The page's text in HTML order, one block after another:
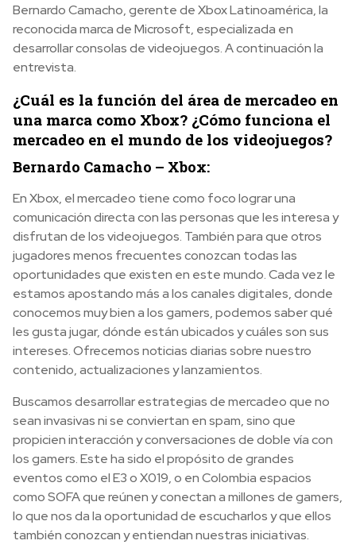
Bernardo Camacho, gerente de Xbox Latinoamérica, la
reconocida marca de Microsoft, especializada en
desarrollar consolas de videojuegos. A continuación la
entrevista.
¿Cuál es la función del área de mercadeo en
una marca como Xbox? ¿Cómo funciona el
mercadeo en el mundo de los videojuegos?
Bernardo Camacho – Xbox:
En Xbox, el mercadeo tiene como foco lograr una
comunicación directa con las personas que les interesa y
disfrutan de los videojuegos. También para que otros
jugadores menos frecuentes conozcan todas las
oportunidades que existen en este mundo. Cada vez le
estamos apostando más a los canales digitales, donde
conocemos muy bien a los gamers, podemos saber qué
les gusta jugar, dónde están ubicados y cuáles son sus
intereses. Ofrecemos noticias diarias sobre nuestro
contenido, actualizaciones y lanzamientos.
Buscamos desarrollar estrategias de mercadeo que no
sean invasivas ni se conviertan en spam, sino que
propicien interacción y conversaciones de doble vía con
los gamers. Este ha sido el propósito de grandes
eventos como el E3 o X019, o en Colombia espacios
como SOFA que reúnen y conectan a millones de gamers,
lo que nos da la oportunidad de escucharlos y que ellos
también conozcan y entiendan nuestras iniciativas.